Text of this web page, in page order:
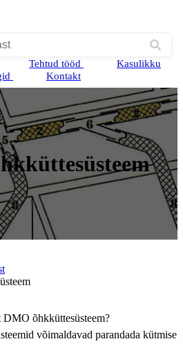
Tehtud tööd
Kasulikku
Kontakt
õhkküttesüsteem?
võimaldavad parandada kütmise